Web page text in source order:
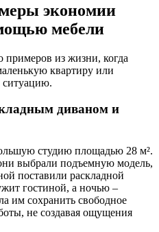
экономии
мебели
примеров из жизни, когда
квартиру или
ситуацию.
диваном и
студию площадью 28 м².
выбрали подъемную модель,
поставили раскладной
гостиной, а ночью –
им сохранить свободное
не создавая ощущения